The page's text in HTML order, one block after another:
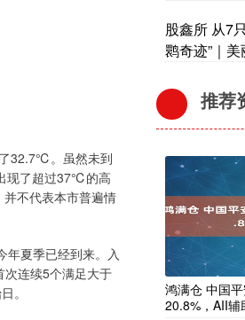
了32.7℃。虽然未到
现了超过37℃的高
不代表本市普遍情
年夏季已经到来。入
次连续5个满足大于
。
股鑫所 从7
鹮奇迹”｜
推荐
鸿满仓 中国
20.8%，AII